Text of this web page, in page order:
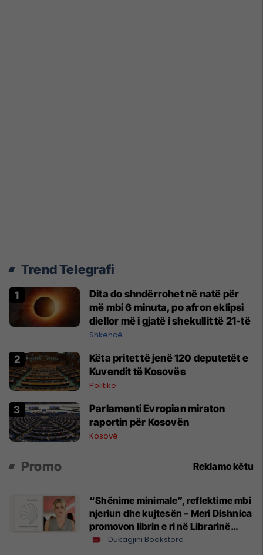
Trend Telegrafi
Dita do shndërrohet në natë për
më mbi 6 minuta, po afron eklipsi
diellor më i gjatë i shekullit të 21-të
Shkencë
Këta pritet të jenë 120 deputetët e
Kuvendit të Kosovës
Politikë
Parlamenti Evropian miraton
raportin për Kosovën
Kosovë
Promo Reklamo këtu
“Shënime minimale”, reflektime mbi
njeriun dhe kujtesën – Meri Dishnica
promovon librin e ri në Librarinë
Dukagjini
Dukagjini Bookstore